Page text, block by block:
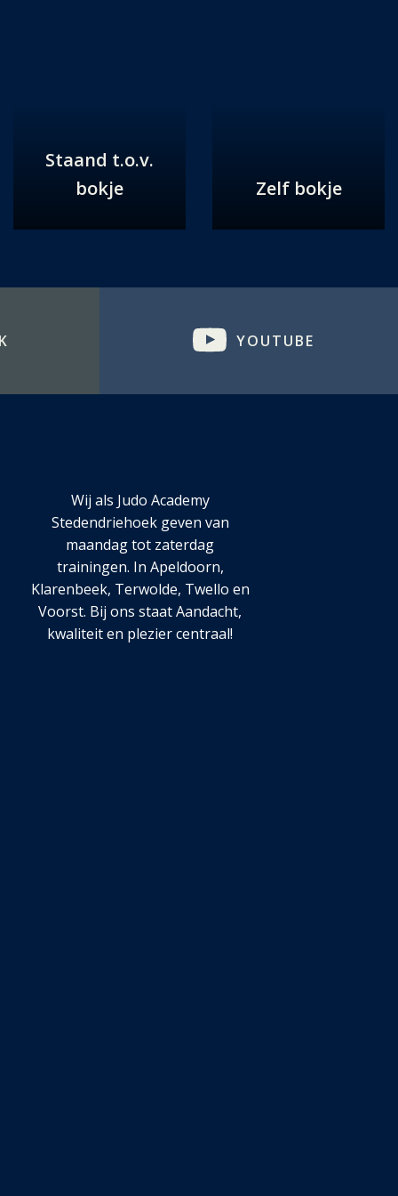
Staand t.o.v.
bokje
Zelf bokje
YOUTUBE
Wij als Judo Academy
Stedendriehoek geven van
maandag tot zaterdag
trainingen. In Apeldoorn,
Klarenbeek, Terwolde, Twello en
Voorst. Bij ons staat Aandacht,
kwaliteit en plezier centraal!